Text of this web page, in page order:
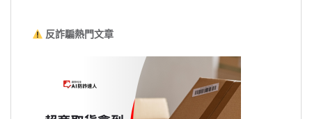
反詐騙熱門文章